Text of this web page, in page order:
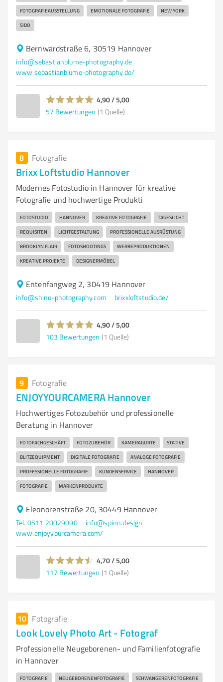
FOTOGRAFIEAUSSTELLUNG EMOTIONALE FOTOGRAFIE NEW YORK
SIDO
Bernwardstraße 6, 30519 Hannover
info@sebastianblume-photography.de
www.sebastianblume-photography.de/
4,90 / 5,00
57 Bewertungen (1 Quelle)
8 Fotografie
Brixx Loftstudio Hannover
Modernes Fotostudio in Hannover für kreative
Fotografie und hochwertige Produkti
FOTOSTUDIO HANNOVER KREATIVE FOTOGRAFIE TAGESLICHT
REQUISITEN LICHTGESTALTUNG PROFESSIONELLE AUSRÜSTUNG
BROOKLYN FLAIR FOTOSHOOTINGS WERBEPRODUKTIONEN
KREATIVE PROJEKTE DESIGNERMÖBEL
Entenfangweg 2, 30419 Hannover
info@shino-photography.com brixxloftstudio.de/
4,90 / 5,00
103 Bewertungen (1 Quelle)
9 Fotografie
ENJOYYOURCAMERA Hannover
Hochwertiges Fotozubehör und professionelle
Beratung in Hannover
FOTOFACHGESCHÄFT FOTOZUBEHÖR KAMERAGURTE STATIVE
BLITZEQUIPMENT DIGITALE FOTOGRAFIE ANALOGE FOTOGRAFIE
PROFESSIONELLE FOTOGRAFIE KUNDENSERVICE HANNOVER
FOTOGRAFIE MARKENPRODUKTE
Eleonorenstraße 20, 30449 Hannover
Tel. 0511 20029090
info@spinn.design
www.enjoyyourcamera.com/
4,70 / 5,00
117 Bewertungen (1 Quelle)
10 Fotografie
Look Lovely Photo Art - Fotograf
Professionelle Neugeborenen- und Familienfotografie
in Hannover
FOTOGRAFIE NEUGEBORENENFOTOGRAFIE SCHWANGERENFOTOGRAFIE